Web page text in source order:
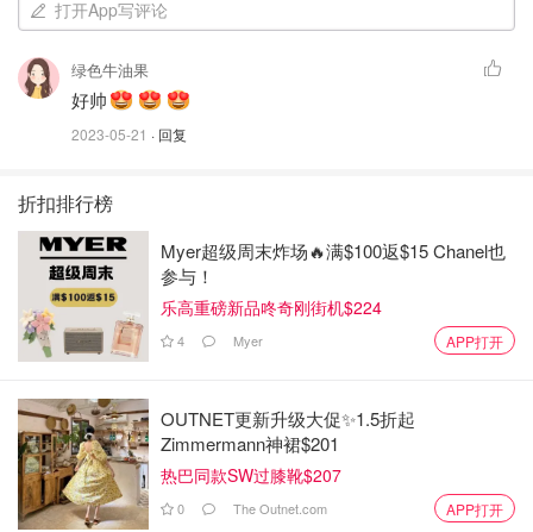
但是大家都知道缅因猫实在是太多毛发了，有时候还容易引
起过敏，一般宠物毛发引起的过敏主要是因为宠物身上的皮
屑、蛋白质、唾液等物质引起的，下面是一些处理宠物毛发
引起的过敏的方法：
毛发和皮屑等物质。猫咪身上的毛发一定要定时清理干净。
至于毛发打理，缅因猫的毛发比较长，需要每周进行梳理，
以防止打结和掉毛。此外，还可以定期给它们洗澡并使用护
发产品来保持毛发的光泽和柔软度。
经常洗澡：经常给宠物洗澡，以减少宠物身上的皮屑和蛋白
有效果的！
制定宠物饮食计划：注意宠物的饮食，避免宠物食用过于刺
激性或致敏的食品，如鱼类、虾类等。我们在饮食方面也一
样，也尽量少吃一点刺激的食物，多吃新鲜水果！
打开App写评论
绿色牛油果
好帅
2023-05-21 · 回复
折扣排行榜
Myer超级周末炸场🔥满$100返$15 Chanel也
参与！
乐高重磅新品咚奇刚街机$224
4 Myer APP打开
OUTNET更新升级大促✨1.5折起
Zimmermann神裙$201
热巴同款SW过膝靴$207
0 The Outnet.com APP打开